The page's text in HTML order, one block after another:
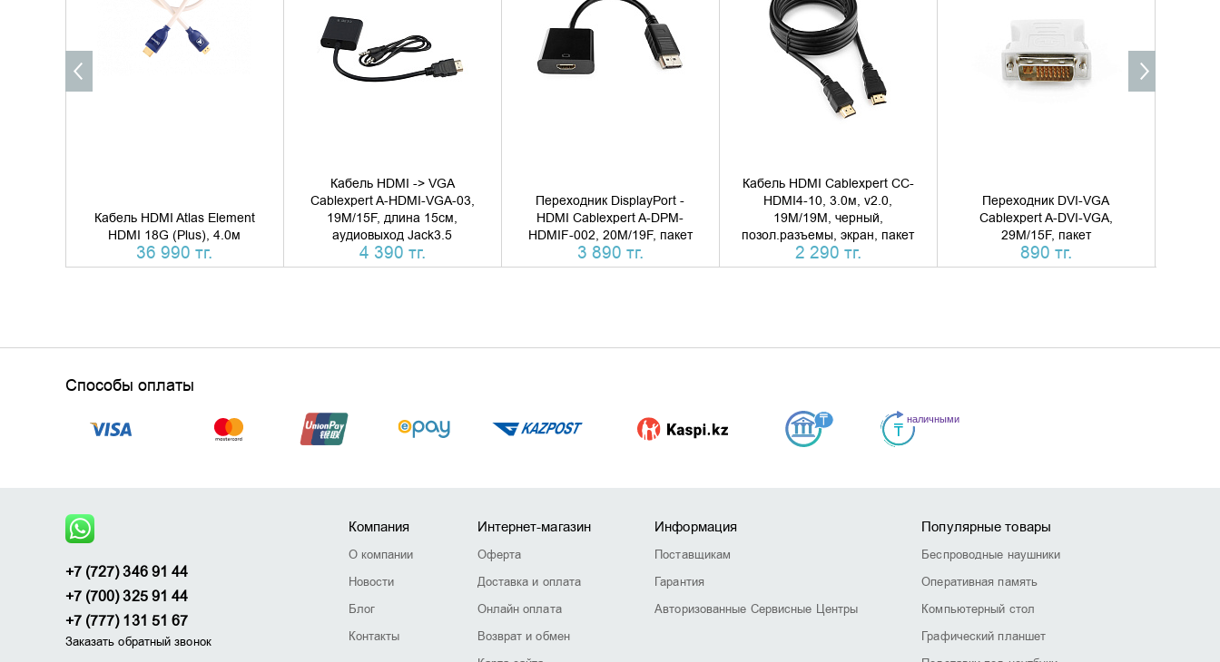
Кабель HDMI Atlas Element
HDMI 18G (Plus), 4.0м
36 990 тг.
КУПИТЬ В 1 КЛИК
Кабель HDMI -> VGA
Cablexpert A-HDMI-VGA-03,
19M/15F, длина 15см,
аудиовыход Jack3.5
4 390 тг.
КУПИТЬ В 1 КЛИК
Переходник DisplayPort -
HDMI Cablexpert A-DPM-
HDMIF-002, 20M/19F, пакет
3 890 тг.
КУПИТЬ В 1 КЛИК
Кабель HDMI Cablexpert CC-
HDMI4-10, 3.0м, v2.0,
19M/19M, черный,
позол.разъемы, экран, пакет
2 290 тг.
КУПИТЬ В 1 КЛИК
Переходник DVI-VGA
Cablexpert A-DVI-VGA,
29M/15F, пакет
890 тг.
КУПИТЬ В 1 КЛИК
Способы оплаты
+7 (727) 346 91 44
+7 (700) 325 91 44
+7 (777) 131 51 67
Заказать обратный звонок
Компания
О компании
Новости
Блог
Контакты
Интернет-магазин
Оферта
Доставка и оплата
Онлайн оплата
Возврат и обмен
Информация
Поставщикам
Гарантия
Авторизованные Сервисные Центры
Популярные товары
Беспроводные наушники
Оперативная память
Компьютерный стол
Графический планшет